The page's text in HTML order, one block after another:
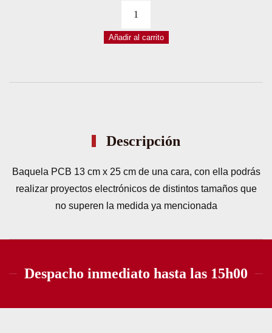
LADO
Añadir al carrito
Descripción
Baquela PCB 13 cm x 25 cm de una cara, con ella podrás
realizar proyectos electrónicos de distintos tamaños que
no superen la medida ya mencionada
Despacho inmediato hasta las 15h00